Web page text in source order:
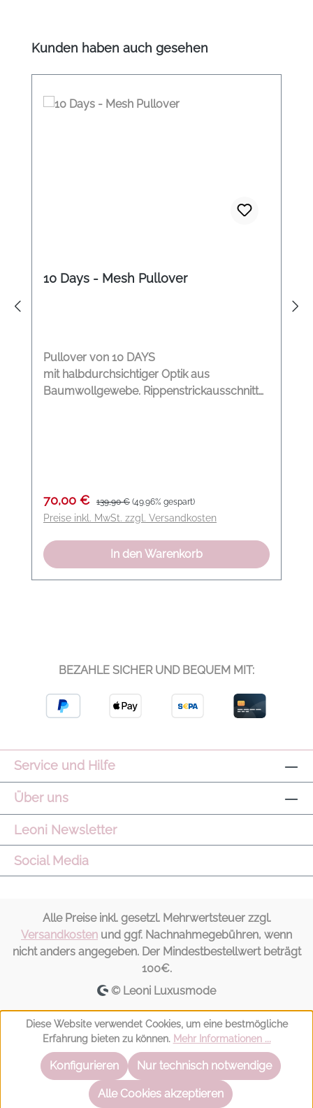
Produktgalerie überspringen
Kunden haben auch gesehen
10 Days - Mesh Pullover
Pullover von 10 DAYS
mit halbdurchsichtiger Optik aus
Baumwollgewebe. Rippenstrickausschnitt
Verkaufspreis:
70,00 € Regulärer Preis:
139,90 € (49.96% gespart)
Preise inkl. MwSt. zzgl. Versandkosten
In den Warenkorb
BEZAHLE SICHER UND BEQUEM MIT:
Service und Hilfe
Über uns
Leoni Newsletter
Social Media
Alle Preise inkl. gesetzl. Mehrwertsteuer zzgl.
Versandkosten und ggf. Nachnahmegebühren, wenn
nicht anders angegeben. Der Mindestbestellwert beträgt
100€.
© Leoni Luxusmode
Diese Website verwendet Cookies, um eine bestmögliche
Erfahrung bieten zu können. Mehr Informationen ...
Nur technisch notwendige
Konfigurieren
Alle Cookies akzeptieren